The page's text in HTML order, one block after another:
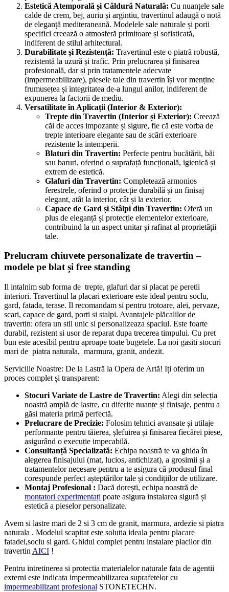
Estetică Atemporală și Căldură Naturală: Cu nuanțele sale
calde de crem, bej, auriu și argintiu, travertinul adaugă o notă
de eleganță mediteraneană. Modelele sale naturale și porii
specifici creează o atmosferă primitoare și sofisticată,
indiferent de stilul arhitectural.
Durabilitate și Rezistență: Travertinul este o piatră robustă,
rezistentă la uzură și trafic. Prin prelucrarea și finisarea
profesională, dar și prin tratamentele adecvate
(impermeabilizare), piesele tale din travertin își vor menține
frumusețea și integritatea de-a lungul anilor, indiferent de
expunerea la factorii de mediu.
Versatilitate în Aplicații (Interior & Exterior):
Trepte din Travertin (Interior și Exterior): Creează
căi de acces impozante și sigure, fie că este vorba de
trepte interioare elegante sau de scări exterioare
rezistente la intemperii.
Blaturi din Travertin: Perfecte pentru bucătării, băi
sau baruri, oferind o suprafață funcțională, igienică și
extrem de estetică.
Glafuri din Travertin: Completează armonios
ferestrele, oferind o protecție durabilă și un finisaj
elegant, atât la interior, cât și la exterior.
Capace de Gard și Stâlpi din Travertin: Oferă un
plus de eleganță și protecție elementelor exterioare,
contribuind la un aspect unitar și rafinat al proprietății
tale.
Prelucram chiuvete personalizate de travertin –
modele pe blat și free standing
Il intalnim sub forma de trepte, glafuri dar si placat pe peretii
interiori. Travertinul la placari exterioare este ideal pentru soclu,
gard, fatada, terase. Il recomandam si pentru trotoare, alei, pervaze,
scari, capace de gard, porti si stalpi. Avantajele plăcalilor de
travertin: ofera un stil unic si personalizeaza spaciul. Este foarte
durabil, rezistent si usor de reparat dupa trecerea timpului. Cu pret
bun este acesibil pentru aproape toate bugetele. La noi gasiti stocuri
mari de piatra naturala, marmura, granit, andezit.
Serviciile Noastre: De la Lastră la Opera de Artă! Iți oferim un
proces complet și transparent:
Stocuri Variate de Lastre de Travertin: Alegi din selecția
noastră amplă de lastre, cu diferite nuanțe și finisaje, pentru a
găsi materia primă perfectă.
Prelucrare de Precizie: Folosim tehnici avansate și utilaje
performante pentru tăierea, șlefuirea și finisarea fiecărei piese,
asigurând o execuție impecabilă.
Consultanță Specializată: Echipa noastră te va ghida în
alegerea finisajului (mat, lucios, antichizat), a grosimii și a
tratamentelor necesare pentru a te asigura că produsul final
corespunde perfect așteptărilor tale și condițiilor de utilizare.
Montaj Profesional : Dacă dorești, echipa noastră de
montatori experimentați poate asigura instalarea sigură și
estetică a pieselor personalizate.
Avem si lastre mari de 2 si 3 cm de granit, marmura, ardezie si piatra
naturala . Modelul scapitat este solutia ideala pentru placare
fatadei,soclu si gard. Ghidul complet pentru instalare placilor din
travertin AICI !
Pentru intretinerea si protectia materialelor naturale fata de agentii
externi este indicata impermeabilizarea suprafetelor cu
impermeabilizant profesional STONETECHN.